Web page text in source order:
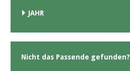
JAHR
Nicht das Passende gefunden?